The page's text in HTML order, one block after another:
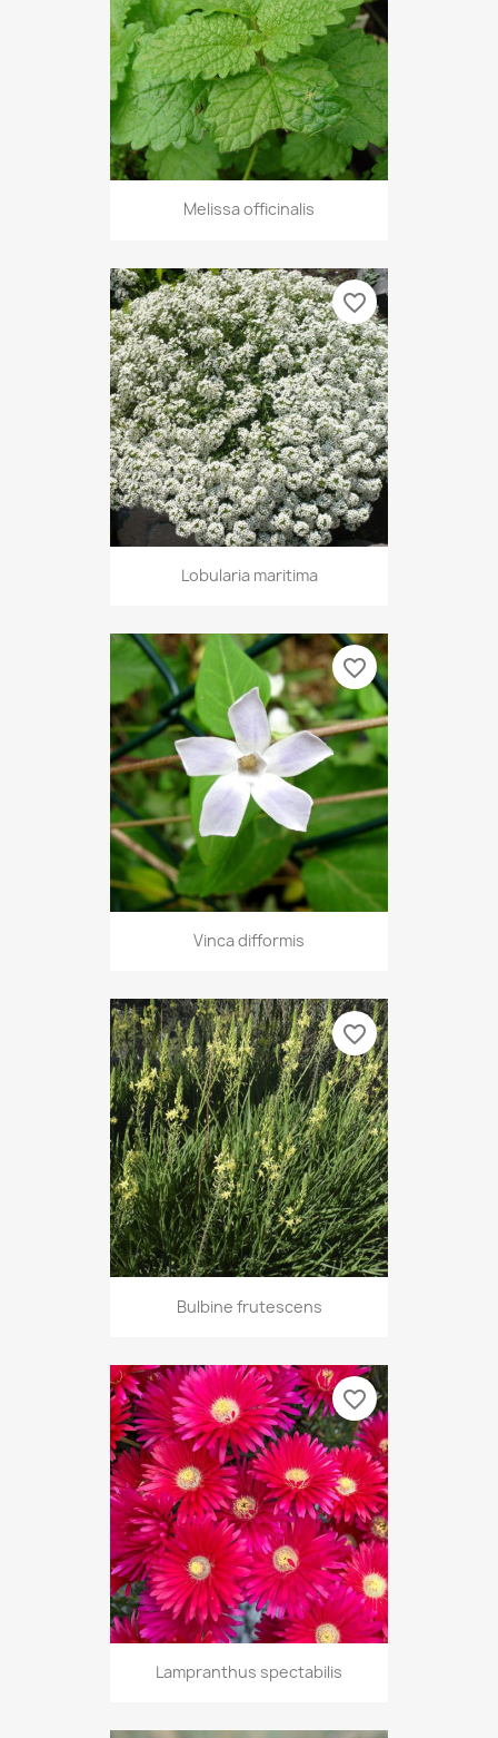
Melissa officinalis
Lobularia maritima
favorite_border
Vinca difformis
favorite_border
Bulbine frutescens
favorite_border
Lampranthus spectabilis
favorite_border